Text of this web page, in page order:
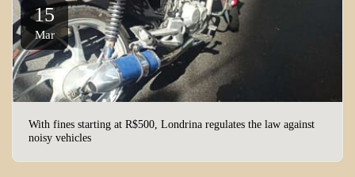
15
Mar
With fines starting at R$500, Londrina regulates the law against
noisy vehicles